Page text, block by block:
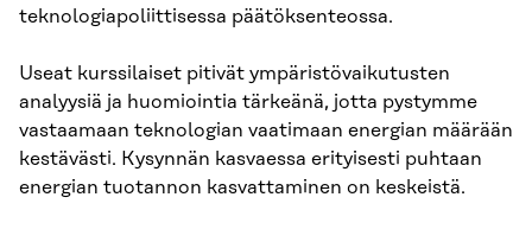
teknologiapoliittisessa päätöksenteossa.
Useat kurssilaiset pitivät ympäristövaikutusten
analyysiä ja huomiointia tärkeänä, jotta pystymme
vastaamaan teknologian vaatimaan energian määrään
kestävästi. Kysynnän kasvaessa erityisesti puhtaan
energian tuotannon kasvattaminen on keskeistä.